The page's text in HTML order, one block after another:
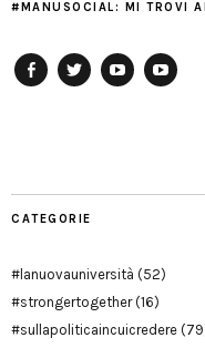
#MANUSOCIAL: MI TROVI
CATEGORIE
#lanuovauniversità (52)
#strongertogether(16)
#sullapoliticaincuicredere